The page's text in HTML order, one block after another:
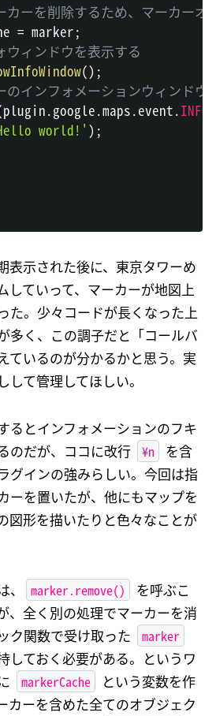
ーを削除するため、マーカーオ
= marker;
ィンドウを表示する
() ;
インフォメーションウィンドウ
plugin.google.maps.event.
world!' ) ;
表示された後に、東京タワーめ
していって、マーカーが地図上
た。少々コードが長くなった上
多く、この調子だと「コールバ
ているのが分かるかと思う。実
して管理してほしい。
るとインフォメーションのフキ
のだが、ココに改行
¥n
を含
グインの強みらしい。今回は指
ーを置いたが、他にもマップを
図形を描いたりと色々なことが
、 marker.remove()
を呼ぶこ
、全く別の処理でマーカーを消
ク関数で受け取った
marker
しておく必要がある。というワ
markerCache
という変数を作
カーを含めた全てのオブジェク